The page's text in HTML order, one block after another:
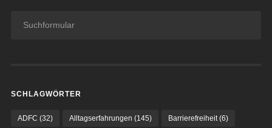
SCHLAGWÖRTER
ADFC (32) Alltagserfahrungen (145) Barrierefreiheit(6)